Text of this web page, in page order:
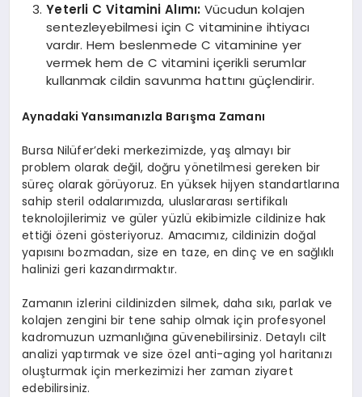
Yeterli C Vitamini Alımı: Vücudun kolajen
sentezleyebilmesi için C vitaminine ihtiyacı
vardır. Hem beslenmede C vitaminine yer
vermek hem de C vitamini içerikli serumlar
kullanmak cildin savunma hattını güçlendirir.
Aynadaki Yansımanızla Barışma Zamanı
Bursa Nilüfer’deki merkezimizde, yaş almayı bir
problem olarak değil, doğru yönetilmesi gereken bir
süreç olarak görüyoruz. En yüksek hijyen standartlarına
sahip steril odalarımızda, uluslararası sertifikalı
teknolojilerimiz ve güler yüzlü ekibimizle cildinize hak
ettiği özeni gösteriyoruz. Amacımız, cildinizin doğal
yapısını bozmadan, size en taze, en dinç ve en sağlıklı
halinizi geri kazandırmaktır.
Zamanın izlerini cildinizden silmek, daha sıkı, parlak ve
kolajen zengini bir tene sahip olmak için profesyonel
kadromuzun uzmanlığına güvenebilirsiniz. Detaylı cilt
analizi yaptırmak ve size özel anti-aging yol haritanızı
oluşturmak için merkezimizi her zaman ziyaret
edebilirsiniz.